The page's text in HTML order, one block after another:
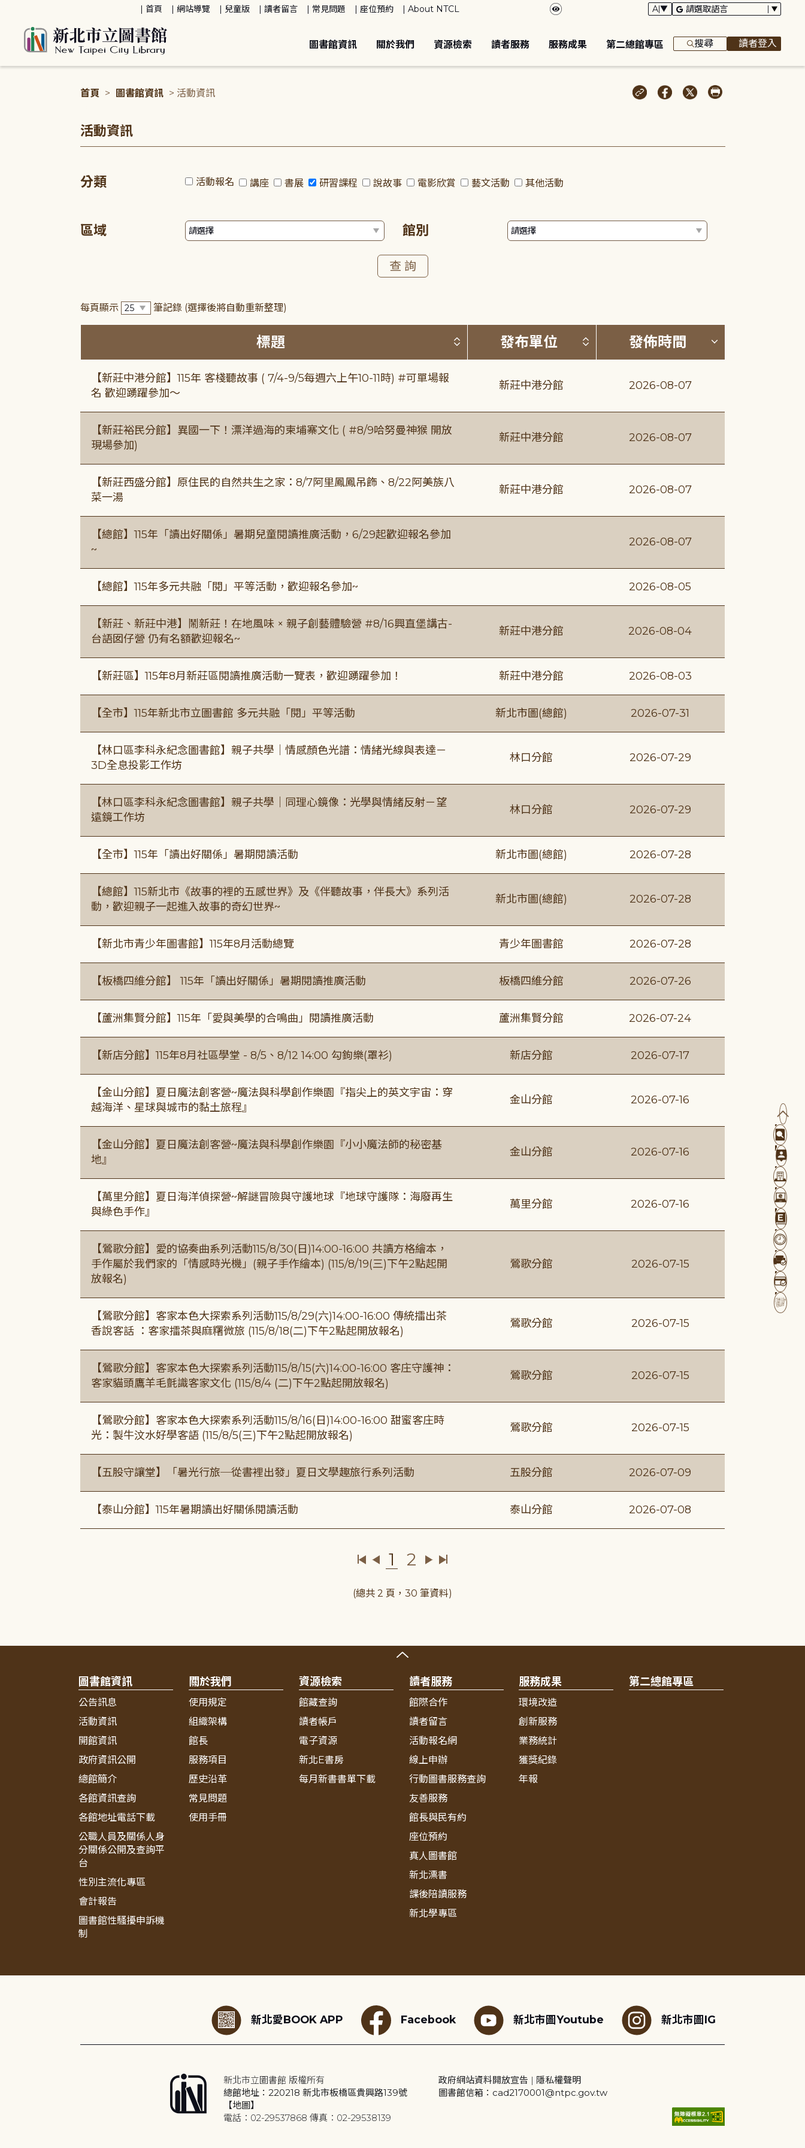
首頁 網站導覽 兒童版 讀者留言 常見問題 座位預約 About NTCL
圖書館資訊 關於我們 資源檢索 讀者服務 服務成果 第二總館專區 搜尋 讀者登入
首頁 > 圖書館資訊 > 活動資訊
活動資訊
分類 活動報名 講座 書展 研習課程 說故事 電影欣賞 藝文活動 其他活動
區域 館別
每頁顯示 筆記錄 (選擇後將自動重新整理)
標題 按標題排序 (升降冪)
發布單位 按發布單位排序 (升降冪)
發佈時間 按發佈時間
【新莊中港分館】115年 客棧聽故事 ( 7/4-9/5每週六上午10-11時) #可單場報
名 歡迎踴躍參加～
新莊中港分館 2026-08-07
【新莊裕民分館】異國一下！漂洋過海的柬埔寨文化 ( #8/9哈努曼神猴 開放
現場參加)
新莊中港分館 2026-08-07
【新莊西盛分館】原住民的自然共生之家：8/7阿里鳳鳳吊飾、8/22阿美族八
菜一湯
新莊中港分館 2026-08-07
【總館】115年「讀出好關係」暑期兒童閱讀推廣活動，6/29起歡迎報名參加
~
2026-08-07
【總館】115年多元共融「閱」平等活動，歡迎報名參加~ 2026-08-05
【新莊、新莊中港】鬧新莊！在地風味 × 親子創藝體驗營 #8/16興直堡講古-
台語囡仔營 仍有名額歡迎報名~
新莊中港分館 2026-08-04
【新莊區】115年8月新莊區閱讀推廣活動一覽表，歡迎踴躍參加！ 新莊中港分館 2026-08-03
【全市】115年新北市立圖書館 多元共融「閱」平等活動 新北市圖(總館) 2026-07-31
【林口區李科永紀念圖書館】親子共學｜情感顏色光譜：情緒光線與表達－
3D全息投影工作坊
林口分館 2026-07-29
【林口區李科永紀念圖書館】親子共學｜同理心鏡像：光學與情緒反射－望
遠鏡工作坊
林口分館 2026-07-29
【全市】115年「讀出好關係」暑期閱讀活動 新北市圖(總館) 2026-07-28
【總館】115新北市《故事的裡的五感世界》及《伴聽故事，伴長大》系列活
動，歡迎親子一起進入故事的奇幻世界~
新北市圖(總館) 2026-07-28
【新北市青少年圖書館】115年8月活動總覽 青少年圖書館 2026-07-28
【板橋四維分館】 115年「讀出好關係」暑期閱讀推廣活動 板橋四維分館 2026-07-26
【蘆洲集賢分館】115年「愛與美學的合鳴曲」閱讀推廣活動 蘆洲集賢分館 2026-07-24
【新店分館】115年8月社區學堂 - 8/5、8/12 14:00 勾鉤樂(罩衫) 新店分館 2026-07-17
【金山分館】夏日魔法創客營~魔法與科學創作樂園『指尖上的英文宇宙：穿
越海洋、星球與城市的黏土旅程』
金山分館 2026-07-16
【金山分館】夏日魔法創客營~魔法與科學創作樂園『小小魔法師的秘密基
地』
金山分館 2026-07-16
【萬里分館】夏日海洋偵探營~解謎冒險與守護地球『地球守護隊：海廢再生
與綠色手作』
萬里分館 2026-07-16
【鶯歌分館】愛的協奏曲系列活動115/8/30(日)14:00-16:00 共讀方格繪本，
手作屬於我們家的「情感時光機」(親子手作繪本) (115/8/19(三)下午2點起開
放報名)
鶯歌分館 2026-07-15
【鶯歌分館】客家本色大探索系列活動115/8/29(六)14:00-16:00 傳統擂出茶
香說客話 ：客家擂茶與麻糬微旅 (115/8/18(二)下午2點起開放報名)
鶯歌分館 2026-07-15
【鶯歌分館】客家本色大探索系列活動115/8/15(六)14:00-16:00 客庄守護神：
客家貓頭鷹羊毛氈識客家文化 (115/8/4 (二)下午2點起開放報名)
鶯歌分館 2026-07-15
【鶯歌分館】客家本色大探索系列活動115/8/16(日)14:00-16:00 甜蜜客庄時
光：製牛汶水好學客語 (115/8/5(三)下午2點起開放報名)
鶯歌分館 2026-07-15
【五股守讓堂】「暑光行旅─從書裡出發」夏日文學趣旅行系列活動 五股分館 2026-07-09
【泰山分館】115年暑期讀出好關係閱讀活動 泰山分館 2026-07-08
1 2
(總共 2 頁，30 筆資料)
圖書館資訊
公告訊息
活動資訊
開館資訊
政府資訊公開
總館簡介
各館資訊查詢
各館地址電話下載
公職人員及關係人身
分關係公開及查詢平
台
性別主流化專區
會計報告
圖書館性騷擾申訴機
制
關於我們
使用規定
組織架構
館長
服務項目
歷史沿革
常見問題
使用手冊
資源檢索
館藏查詢
讀者帳戶
電子資源
新北E書房
每月新書書單下載
讀者服務
館際合作
讀者留言
活動報名網
線上申辦
行動圖書服務查詢
友善服務
館長與民有約
座位預約
真人圖書館
新北漂書
課後陪讀服務
新北學專區
服務成果
環境改造
創新服務
業務統計
獲獎紀錄
年報
第二總館專區
新北愛BOOK APP Facebook 新北市圖Youtube 新北市圖IG
新北市立圖書館 版權所有
總館地址：220218 新北市板橋區貴興路139號
【地圖】
電話：02-29537868 傳真：02-29538139
政府網站資料開放宣告 | 隱私權聲明
圖書館信箱：cad2170001@ntpc.gov.tw